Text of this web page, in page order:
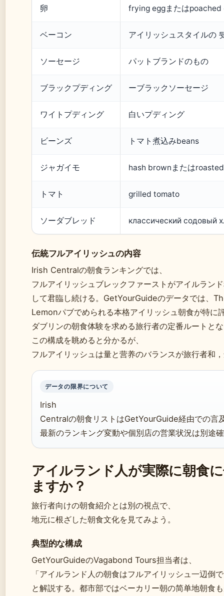
卵 frying eggまたはpoached
ベーコン アイリッシュスタイルの
ソーセージ パットブランドのもの
ブラックプディング ーブラックソーセージ
ワイトプディング 白いプディング
ビーンズ トマト煮込みbeans
ジャガイモ hash brownまたはroasted
トマト grilled tomato
ソーダブレッド классический содовый
伝統フルアイリッシュの内容
Irish Centralの朝食ランキングでは、
フルアイリッシュブレックファーストがアイルラン
して君臨し続ける。GetYourGuideのデータでは、
Lemonパブでめられる本格アイリッシュ朝食が特に
ダブリンの朝食体験を求める旅行者の定番ルートと
この構成を眺めると分かるが、
フルアイリッシュは量と营养のバランスが旅行者和
データの限界について
Irish
Centralの朝食リストはGetYourGuide経由での言
最新のランキング変動や個別店の営業状況は別途
アイルランド人が実際に朝食
ますか？
旅行者向けの朝食紹介とは別の視点で、
地元に根ざした朝食文化を見てみよう。
典型的な構成
GetYourGuideのVagabond Tours担当者は、
「アイルランド人の朝食はフルアイリッシュ一辺倒
と解説する。都市部ではベーカリー朝の简单地朝食